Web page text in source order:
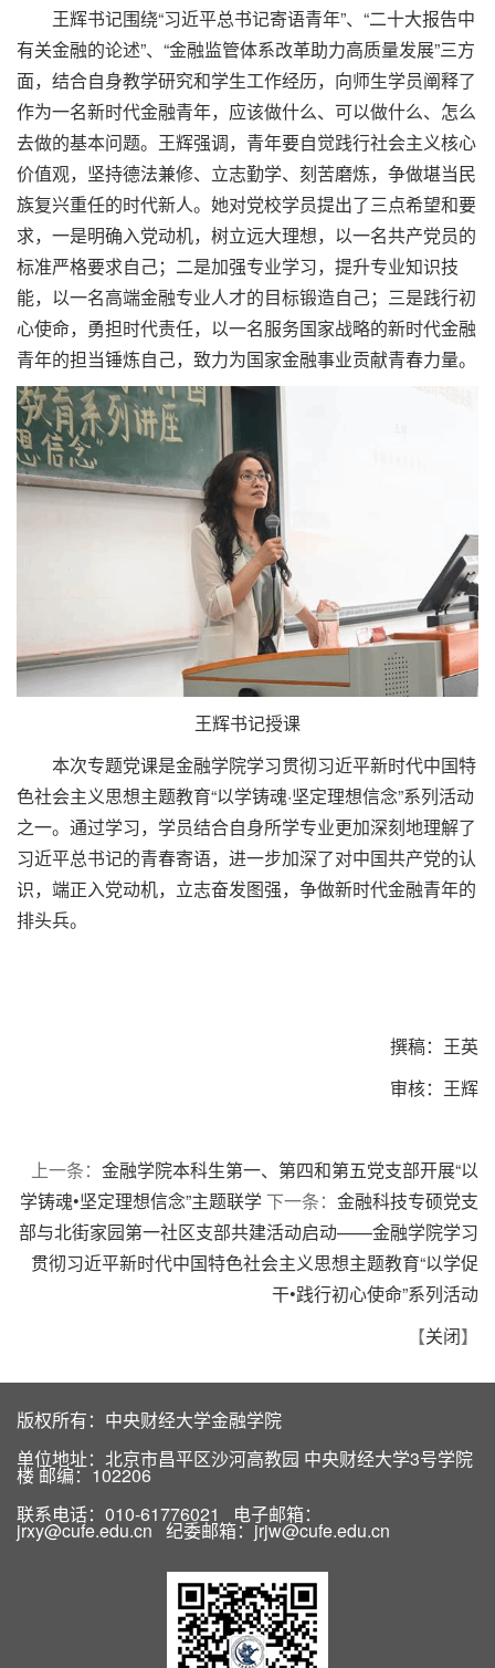
王辉书记围绕“习近平总书记寄语青年”、“二十大报告中
有关金融的论述”、“金融监管体系改革助力高质量发展”三方
面，结合自身教学研究和学生工作经历，向师生学员阐释了
作为一名新时代金融青年，应该做什么、可以做什么、怎么
去做的基本问题。王辉强调，青年要自觉践行社会主义核心
价值观，坚持德法兼修、立志勤学、刻苦磨炼，争做堪当民
族复兴重任的时代新人。她对党校学员提出了三点希望和要
求，一是明确入党动机，树立远大理想，以一名共产党员的
标准严格要求自己；二是加强专业学习，提升专业知识技
能，以一名高端金融专业人才的目标锻造自己；三是践行初
心使命，勇担时代责任，以一名服务国家战略的新时代金融
青年的担当锤炼自己，致力为国家金融事业贡献青春力量。
王辉书记授课
本次专题党课是金融学院学习贯彻习近平新时代中国特
色社会主义思想主题教育“以学铸魂·坚定理想信念”系列活动
之一。通过学习，学员结合自身所学专业更加深刻地理解了
习近平总书记的青春寄语，进一步加深了对中国共产党的认
识，端正入党动机，立志奋发图强，争做新时代金融青年的
排头兵。
撰稿：王英
审核：王辉
上一条： 金融学院本科生第一、第四和第五党支部开展“以
学铸魂•坚定理想信念”主题联学 下一条： 金融科技专硕党支
部与北街家园第一社区支部共建活动启动——金融学院学习
贯彻习近平新时代中国特色社会主义思想主题教育“以学促
干•践行初心使命”系列活动
【关闭】
版权所有：中央财经大学金融学院
单位地址：北京市昌平区沙河高教园 中央财经大学3号学院
楼 邮编：102206
联系电话：010-61776021 电子邮箱：
jrxy@cufe.edu.cn 纪委邮箱：jrjw@cufe.edu.cn